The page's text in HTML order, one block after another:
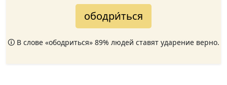
ободри́ться
🛈 В слове «ободриться» 89% людей ставят ударение верно.